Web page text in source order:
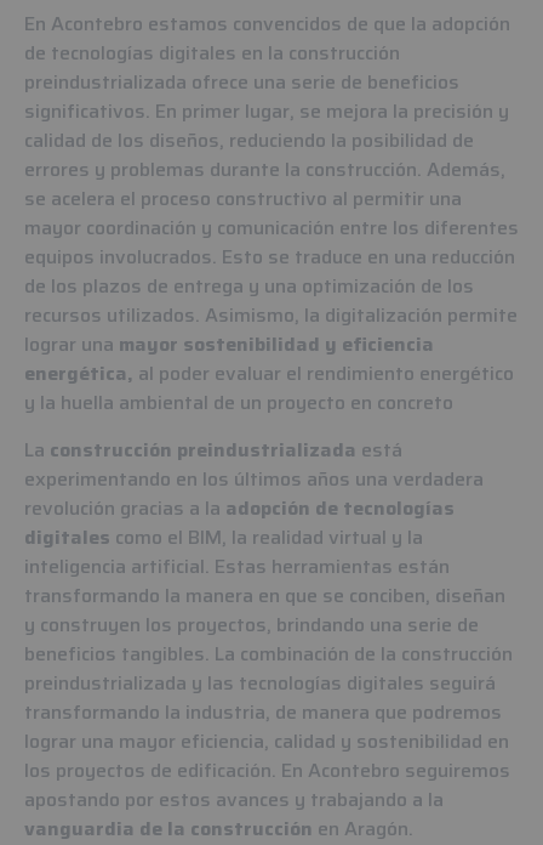
En Acontebro estamos convencidos de que la adopción
de tecnologías digitales en la construcción
preindustrializada ofrece una serie de beneficios
significativos. En primer lugar, se mejora la precisión y
calidad de los diseños, reduciendo la posibilidad de
errores y problemas durante la construcción. Además,
se acelera el proceso constructivo al permitir una
mayor coordinación y comunicación entre los diferentes
equipos involucrados. Esto se traduce en una reducción
de los plazos de entrega y una optimización de los
recursos utilizados. Asimismo, la digitalización permite
lograr una mayor sostenibilidad y eficiencia
energética, al poder evaluar el rendimiento energético
y la huella ambiental de un proyecto en concreto
La construcción preindustrializada está
experimentando en los últimos años una verdadera
revolución gracias a la adopción de tecnologías
digitales como el BIM, la realidad virtual y la
inteligencia artificial. Estas herramientas están
transformando la manera en que se conciben, diseñan
y construyen los proyectos, brindando una serie de
beneficios tangibles. La combinación de la construcción
preindustrializada y las tecnologías digitales seguirá
transformando la industria, de manera que podremos
lograr una mayor eficiencia, calidad y sostenibilidad en
los proyectos de edificación. En Acontebro seguiremos
apostando por estos avances y trabajando a la
vanguardia de la construcción en Aragón.